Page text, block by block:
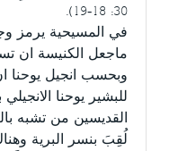
30: 18-19).
في المسيحية يرمز
ماجعل الكنيسة ان
وبحسب انجيل يوحنا
للبشير يوحنا
القديسين من تشبه
لُقِبَ بنسر البرية